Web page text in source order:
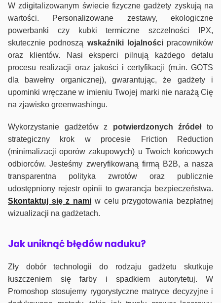
W zdigitalizowanym świecie fizyczne gadżety zyskują na
wartości. Personalizowane zestawy, ekologiczne
powerbanki czy kubki termiczne szczelności IPX,
skutecznie podnoszą wskaźniki lojalnościpracowników
oraz klientów. Nasi eksperci pilnują każdego detalu
procesu realizacji oraz jakości i certyfikacji (m.in. GOTS
dla bawełny organicznej), gwarantując, że gadżety i
upominki wręczane w imieniu Twojej marki nie narażą Cię
na zjawisko greenwashingu.
Wykorzystanie gadżetów z potwierdzonych źródełto
strategiczny krok w procesie Friction Reduction
(minimalizacji oporów zakupowych) u Twoich końcowych
odbiorców. Jesteśmy zweryfikowaną firmą B2B, a nasza
transparentna polityka zwrotów oraz publicznie
udostępniony rejestr opinii to gwarancja bezpieczeństwa.
Skontaktuj się z nami w celu przygotowania bezpłatnej
wizualizacji na gadżetach.
Jak uniknąć błędów naduku?
Zły dobór technologii do rodzaju gadżetu skutkuje
łuszczeniem się farby i spadkiem autorytetuj. W
Promoshop stosujemy rygorystyczne matryce decyzyjne i